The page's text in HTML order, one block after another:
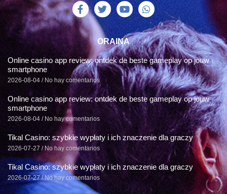
ORAINA
Online casino app review: ontdek de beste gameplay op jouw
smartphone
2026-08-04 No hay comentarios
Online casino app review: ontdek de beste gameplay op jouw
smartphone
2026-08-04 No hay comentarios
Tikal Casino: szybkie wypłaty i ich znaczenie dla graczy
2026-07-27 No hay comentarios
Tikal Casino: szybkie wypłaty i ich znaczenie dla graczy
2026-07-27 No hay comentarios